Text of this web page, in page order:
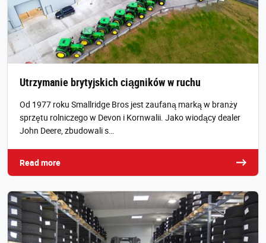
Utrzymanie brytyjskich ciągników w ruchu
Od 1977 roku Smallridge Bros jest zaufaną marką w branży
sprzętu rolniczego w Devon i Kornwalii. Jako wiodący dealer
John Deere, zbudowali s…
Read more